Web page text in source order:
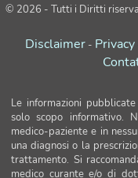
© 2026 - Tutti i Diritti
Disclaimer- Privacy
Le informazioni
solo scopo informativo.
medico-paziente e in
una diagnosi o la
trattamento. Si
medico curante e/o di